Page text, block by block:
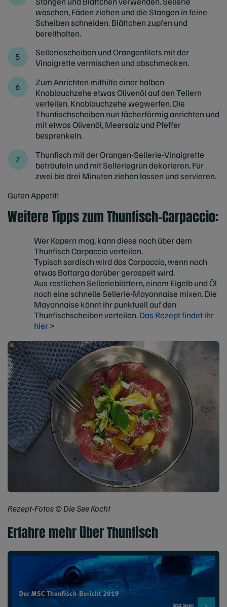
waschen, Fäden ziehen und die Stangen in feine
Scheiben schneiden. Blättchen zupfen und
bereithalten.
Selleriescheiben und Orangenfilets mit der
Vinaigrette vermischen und abschmecken.
Zum Anrichten mithilfe einer halben
Knoblauchzehe etwas Olivenöl auf den Tellern
verteilen. Knoblauchzehe wegwerfen. Die
Thunfischscheiben nun fächerförmig anrichten und
mit etwas Olivenöl, Meersalz und Pfeffer
besprenkeln.
Thunfisch mit der Orangen-Sellerie-Vinaigrette
beträufeln und mit Selleriegrün dekorieren. Für
zwei bis drei Minuten ziehen lassen und servieren.
Guten Appetit!
Weitere Tipps zum Thunfisch-Carpaccio:
Wer Kapern mag, kann diese noch über dem
Thunfisch Carpaccio verteilen.
Typisch sardisch wird das Carpaccio, wenn noch
etwas Bottarga darüber geraspelt wird.
Aus restlichen Sellerieblättern, einem Eigelb und Öl
noch eine schnelle Sellerie-Mayonnaise mixen. Die
Mayonnaise könnt ihr punktuell auf den
Thunfischscheiben verteilen.Das Rezept findet ihr
hier >
Rezept-Fotos © Die See Kocht
Erfahre mehr über Thunfisch